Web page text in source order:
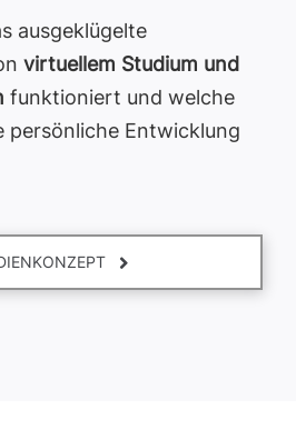
ausgeklügelte
virtuellem Studium und
funktioniert und welche
persönliche Entwicklung